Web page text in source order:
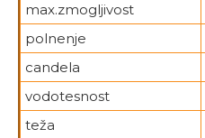
max.zmogljivost
polnenje
candela
vodotesnost
teža